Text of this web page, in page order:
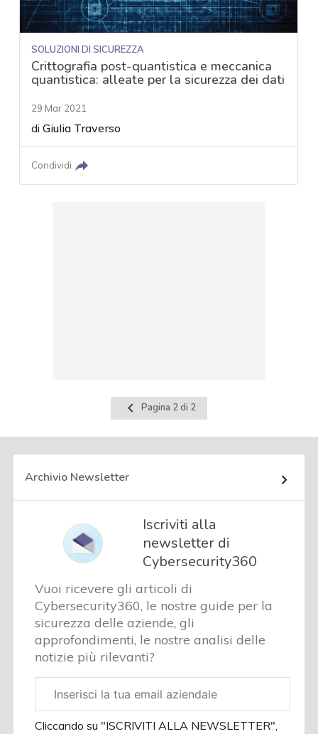
SOLUZIONI DI SICUREZZA
Crittografia post-quantistica e meccanica
quantistica: alleate per la sicurezza dei dati
29 Mar 2021
diGiulia Traverso
Condividi
Pagina
precedente
Pagina 2 di 2
Archivio Newsletter
Iscriviti alla
newsletter di
Cybersecurity360
Vuoi ricevere gli articoli di
Cybersecurity360, le nostre guide per la
sicurezza delle aziende, gli
approfondimenti, le nostre analisi delle
notizie più rilevanti?
aziendale
Cliccando su "ISCRIVITI ALLA NEWSLETTER",